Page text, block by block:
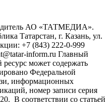
АО «ТАТМЕДИА».
Татарстан, г. Казань, ул.
+7 (843) 222-0-999
inform.ru Главный
может содержать
Федеральной
информационных
номер записи серия
В соответствии со статьей